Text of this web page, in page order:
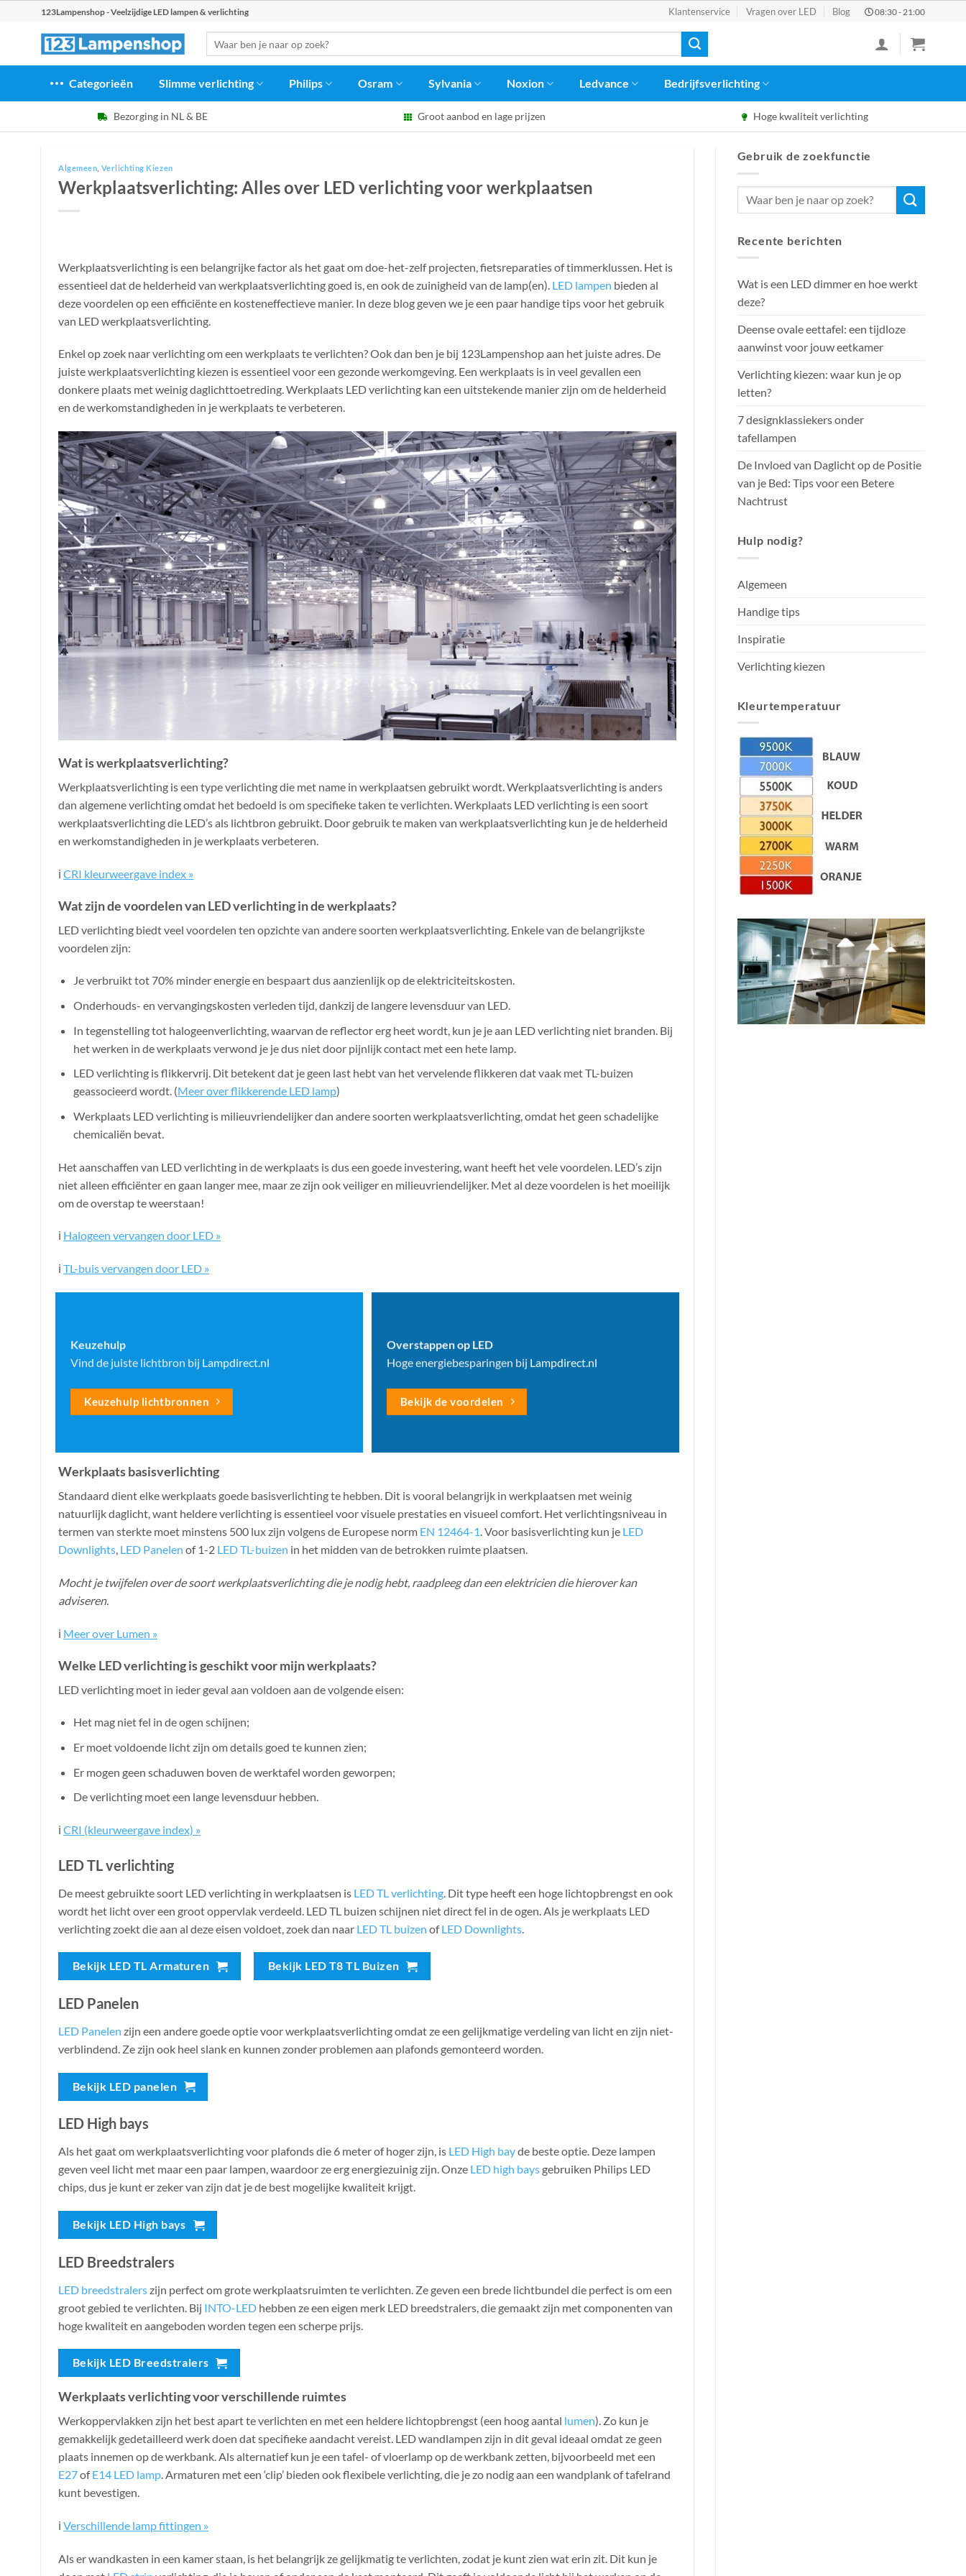
123Lampenshop - Veelzijdige LED lampen & verlichting Klantenservice Vragen over LED Blog 08:30 - 21:00
naar:
Categorieën Slimme verlichting Philips Osram Sylvania Noxion Ledvance Bedrijfsverlichting
Bezorging in NL & BE Groot aanbod en lage prijzen Hoge kwaliteit verlichting
Algemeen Verlichting Kiezen
Werkplaatsverlichting: Alles over LED verlichting voor werkplaatsen
Werkplaatsverlichting is een belangrijke factor als het gaat om doe-het-zelf projecten, fietsreparaties of timmerklussen. Het is
essentieel dat de helderheid van werkplaatsverlichting goed is, en ook de zuinigheid van de lamp(en). LED lampen bieden al
deze voordelen op een efficiënte en kosteneffectieve manier. In deze blog geven we je een paar handige tips voor het gebruik
van LED werkplaatsverlichting.
Enkel op zoek naar verlichting om een werkplaats te verlichten? Ook dan ben je bij 123Lampenshop aan het juiste adres. De
juiste werkplaatsverlichting kiezen is essentieel voor een gezonde werkomgeving. Een werkplaats is in veel gevallen een
donkere plaats met weinig daglichttoetreding. Werkplaats LED verlichting kan een uitstekende manier zijn om de helderheid
en de werkomstandigheden in je werkplaats te verbeteren.
Wat is werkplaatsverlichting?
Werkplaatsverlichting is een type verlichting die met name in werkplaatsen gebruikt wordt. Werkplaatsverlichting is anders
dan algemene verlichting omdat het bedoeld is om specifieke taken te verlichten. Werkplaats LED verlichting is een soort
werkplaatsverlichting die LED’s als lichtbron gebruikt. Door gebruik te maken van werkplaatsverlichting kun je de helderheid
en werkomstandigheden in je werkplaats verbeteren.
ℹ️ CRI kleurweergave index »
Wat zijn de voordelen van LED verlichting in de werkplaats?
LED verlichting biedt veel voordelen ten opzichte van andere soorten werkplaatsverlichting. Enkele van de belangrijkste
voordelen zijn:
Je verbruikt tot 70% minder energie en bespaart dus aanzienlijk op de elektriciteitskosten.
Onderhouds- en vervangingskosten verleden tijd, dankzij de langere levensduur van LED.
In tegenstelling tot halogeenverlichting, waarvan de reflector erg heet wordt, kun je je aan LED verlichting niet branden. Bij
het werken in de werkplaats verwond je je dus niet door pijnlijk contact met een hete lamp.
LED verlichting is flikkervrij. Dit betekent dat je geen last hebt van het vervelende flikkeren dat vaak met TL-buizen
geassocieerd wordt. (Meer over flikkerende LED lamp)
Werkplaats LED verlichting is milieuvriendelijker dan andere soorten werkplaatsverlichting, omdat het geen schadelijke
chemicaliën bevat.
Het aanschaffen van LED verlichting in de werkplaats is dus een goede investering, want heeft het vele voordelen. LED’s zijn
niet alleen efficiënter en gaan langer mee, maar ze zijn ook veiliger en milieuvriendelijker. Met al deze voordelen is het moeilijk
om de overstap te weerstaan!
ℹ️ Halogeen vervangen door LED »
ℹ️ TL-buis vervangen door LED »
Keuzehulp
Vind de juiste lichtbron bij Lampdirect.nl
Keuzehulp lichtbronnen
Overstappen op LED
Hoge energiebesparingen bij Lampdirect.nl
Bekijk de voordelen
Werkplaats basisverlichting
Standaard dient elke werkplaats goede basisverlichting te hebben. Dit is vooral belangrijk in werkplaatsen met weinig
natuurlijk daglicht, want heldere verlichting is essentieel voor visuele prestaties en visueel comfort. Het verlichtingsniveau in
termen van sterkte moet minstens 500 lux zijn volgens de Europese norm EN 12464-1. Voor basisverlichting kun je LED
Downlights, LED Panelen of 1-2 LED TL-buizen in het midden van de betrokken ruimte plaatsen.
Mocht je twijfelen over de soort werkplaatsverlichting die je nodig hebt, raadpleeg dan een elektricien die hierover kan
adviseren.
ℹ️ Meer over Lumen »
Welke LED verlichting is geschikt voor mijn werkplaats?
LED verlichting moet in ieder geval aan voldoen aan de volgende eisen:
Het mag niet fel in de ogen schijnen;
Er moet voldoende licht zijn om details goed te kunnen zien;
Er mogen geen schaduwen boven de werktafel worden geworpen;
De verlichting moet een lange levensduur hebben.
ℹ️ CRI (kleurweergave index) »
LED TL verlichting
De meest gebruikte soort LED verlichting in werkplaatsen is LED TL verlichting . Dit type heeft een hoge lichtopbrengst en ook
wordt het licht over een groot oppervlak verdeeld. LED TL buizen schijnen niet direct fel in de ogen. Als je werkplaats LED
verlichting zoekt die aan al deze eisen voldoet, zoek dan naar LED TL buizen ofLED Downlights
Bekijk LED TL Armaturen Bekijk LED T8 TL Buizen
LED Panelen
LED Panelen zijn een andere goede optie voor werkplaatsverlichting omdat ze een gelijkmatige verdeling van licht en zijn niet-
verblindend. Ze zijn ook heel slank en kunnen zonder problemen aan plafonds gemonteerd worden.
Bekijk LED panelen
LED High bays
Als het gaat om werkplaatsverlichting voor plafonds die 6 meter of hoger zijn, is LED High bayde beste optie. Deze lampen
geven veel licht met maar een paar lampen, waardoor ze erg energiezuinig zijn. Onze LED high bays gebruiken Philips LED
chips, dus je kunt er zeker van zijn dat je de best mogelijke kwaliteit krijgt.
Bekijk LED High bays
LED Breedstralers
LED breedstralerszijn perfect om grote werkplaatsruimten te verlichten. Ze geven een brede lichtbundel die perfect is om een
groot gebied te verlichten. Bij INTO-LED hebben ze een eigen merk LED breedstralers, die gemaakt zijn met componenten van
hoge kwaliteit en aangeboden worden tegen een scherpe prijs.
Bekijk LED Breedstralers
Werkplaats verlichting voor verschillende ruimtes
Werkoppervlakken zijn het best apart te verlichten en met een heldere lichtopbrengst (een hoog aantal lumen). Zo kun je
gemakkelijk gedetailleerd werk doen dat specifieke aandacht vereist. LED wandlampen zijn in dit geval ideaal omdat ze geen
plaats innemen op de werkbank. Als alternatief kun je een tafel- of vloerlamp op de werkbank zetten, bijvoorbeeld met een
E27ofE14 LED lamp. Armaturen met een ‘clip’ bieden ook flexibele verlichting, die je zo nodig aan een wandplank of tafelrand
kunt bevestigen.
ℹ️ Verschillende lamp fittingen »
Als er wandkasten in een kamer staan, is het belangrijk ze gelijkmatig te verlichten, zodat je kunt zien wat erin zit. Dit kun je
Gebruik de zoekfunctie
Recente berichten
Wat is een LED dimmer en hoe werkt
deze?
Deense ovale eettafel: een tijdloze
aanwinst voor jouw eetkamer
Verlichting kiezen: waar kun je op
letten?
7 designklassiekers onder
tafellampen
De Invloed van Daglicht op de Positie
van je Bed: Tips voor een Betere
Nachtrust
Hulp nodig?
Algemeen
Handige tips
Inspiratie
Verlichting kiezen
Kleurtemperatuur